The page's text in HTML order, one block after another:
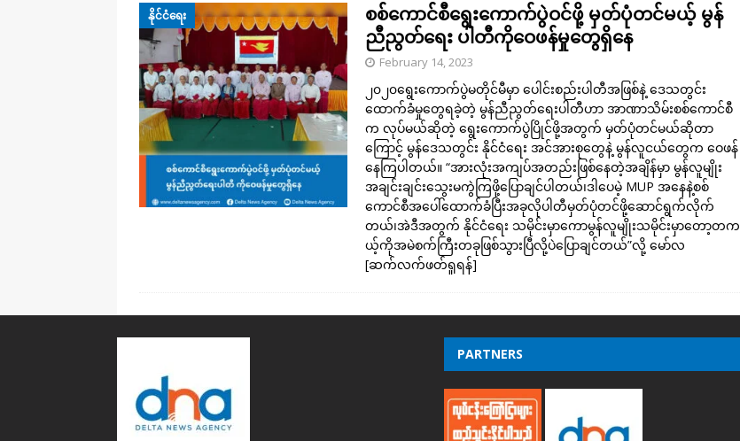
နိုင်ငံရေး
စစ်ကောင်စီရွေးကောက်ပွဲဝင်ဖို့ မှတ်ပုံတင်မယ့် မွန်
ညီညွတ်ရေး ပါတီကိုဝေဖန်မှုတွေရှိနေ
February 14, 2023
၂၀၂၀ရွေးကောက်ပွဲမတိုင်မီမှာ ပေါင်းစည်းပါတီအဖြစ်နဲ့ ဒေသတွင်း
ထောက်ခံမှုတွေရခဲ့တဲ့ မွန်ညီညွတ်ရေးပါတီဟာ အာဏာသိမ်းစစ်ကောင်စီ
က လုပ်မယ်ဆိုတဲ့ ရွေးကောက်ပွဲပြိုင်ဖို့အတွက် မှတ်ပုံတင်မယ်ဆိုတာ
ကြောင့် မွန်ဒေသတွင်း နိုင်ငံရေး အင်အားစုတွေနဲ့ မွန်လူငယ်တွေက ဝေဖန်
နေကြပါတယ်။ “အားလုံးအကျပ်အတည်းဖြစ်နေတဲ့အချိန်မှာ မွန်လူမျိုး
အချင်းချင်းသွေးမကွဲကြဖို့ပြောချင်ပါတယ်၊ဒါပေမဲ့ MUP အနေနဲ့စစ်
ကောင်စီအပေါ်ထောက်ခံပြီးအခုလိုပါတီမှတ်ပုံတင်ဖို့ဆောင်ရွက်လိုက်
တယ်၊အဲဒီအတွက် နိုင်ငံရေး သမိုင်းမှာကောမွန်လူမျိုးသမိုင်းမှာတော့တက
ယ့်ကိုအမဲစက်ကြီးတခုဖြစ်သွားပြီလို့ပဲပြောချင်တယ်”လို့ မော်လ
[ဆက်လက်ဖတ်ရှုရန်]
PARTNERS